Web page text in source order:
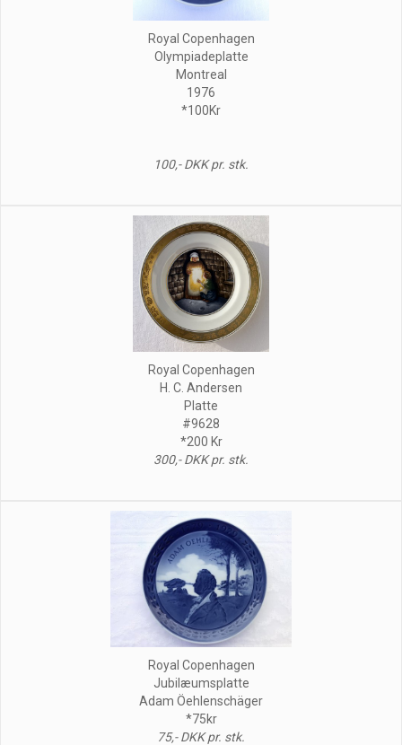
Royal Copenhagen
Olympiadeplatte
Montreal
1976
*100Kr
100,- DKK pr. stk.
Royal Copenhagen
H. C. Andersen
Platte
#9628
*200 Kr
300,- DKK pr. stk.
Royal Copenhagen
Jubilæumsplatte
Adam Öehlenschäger
*75kr
75,- DKK pr. stk.